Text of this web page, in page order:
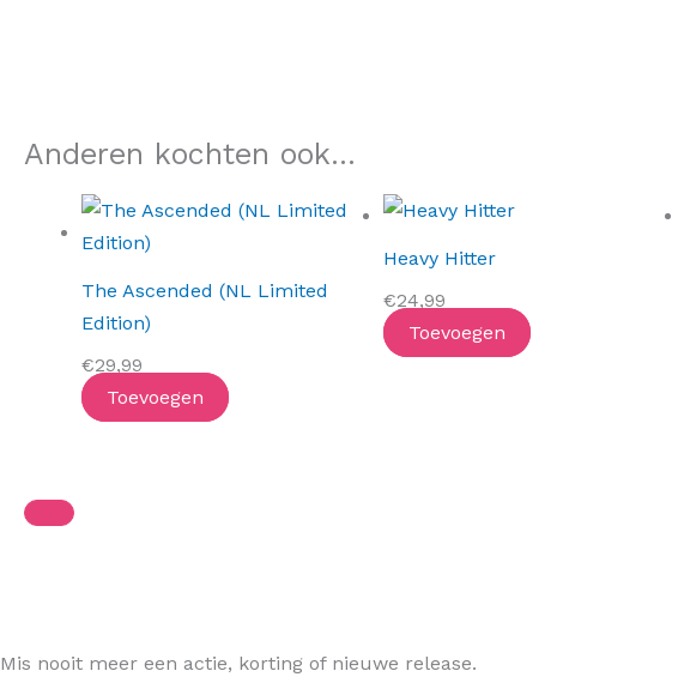
Anderen kochten ook...
The Ascended (NL Limited
Edition)
€29,99
Toevoegen
Heavy Hitter
€24,99
Toevoegen
Mis nooit meer een actie, korting of nieuwe release.